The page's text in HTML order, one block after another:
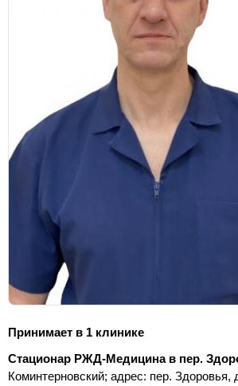
Принимает в 1 клинике
Стационар РЖД-Медицина в пер.
Коминтерновский; адрес: пер. Здоровья,